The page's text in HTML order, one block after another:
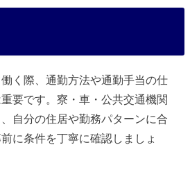
く際、通勤方法や通勤手当の仕
要です。寮・車・公共交通機関
自分の住居や勤務パターンに合
に条件を丁寧に確認しましょ